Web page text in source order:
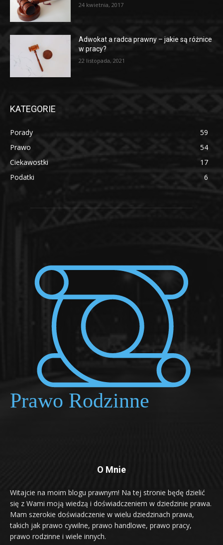
24 kwietnia, 2017
Adwokat a radca prawny – jakie są różnice
w pracy?
22 listopada, 2021
KATEGORIE
Porady
59
Prawo
54
Ciekawostki
17
Podatki
6
O Mnie
Witajcie na moim blogu prawnym! Na tej stronie będę dzielić
się z Wami moją wiedzą i doświadczeniem w dziedzinie prawa.
Mam szerokie doświadczenie w wielu dziedzinach prawa,
takich jak prawo cywilne, prawo handlowe, prawo pracy,
prawo rodzinne i wiele innych.